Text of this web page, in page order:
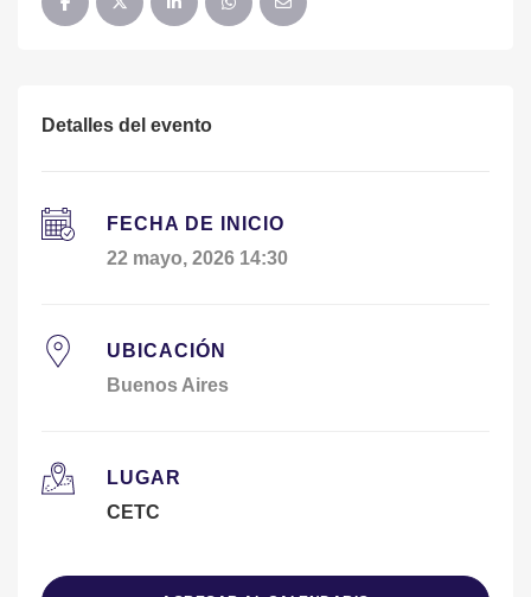
Detalles del evento
FECHA DE INICIO
22 mayo, 2026 14:30
UBICACIÓN
Buenos Aires
LUGAR
CETC